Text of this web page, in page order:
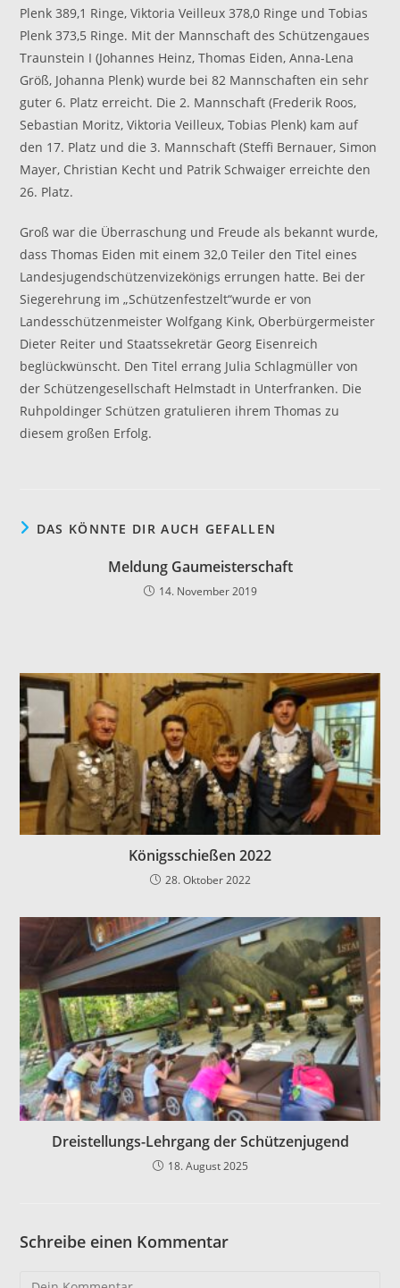
Plenk 389,1 Ringe, Viktoria Veilleux 378,0 Ringe und Tobias
Plenk 373,5 Ringe. Mit der Mannschaft des Schützengaues
Traunstein I (Johannes Heinz, Thomas Eiden, Anna-Lena
Größ, Johanna Plenk) wurde bei 82 Mannschaften ein sehr
guter 6. Platz erreicht. Die 2. Mannschaft (Frederik Roos,
Sebastian Moritz, Viktoria Veilleux, Tobias Plenk) kam auf
den 17. Platz und die 3. Mannschaft (Steffi Bernauer, Simon
Mayer, Christian Kecht und Patrik Schwaiger erreichte den
26. Platz.
Groß war die Überraschung und Freude als bekannt wurde,
dass Thomas Eiden mit einem 32,0 Teiler den Titel eines
Landesjugendschützenvizekönigs errungen hatte. Bei der
Siegerehrung im „Schützenfestzelt“wurde er von
Landesschützenmeister Wolfgang Kink, Oberbürgermeister
Dieter Reiter und Staatssekretär Georg Eisenreich
beglückwünscht. Den Titel errang Julia Schlagmüller von
der Schützengesellschaft Helmstadt in Unterfranken. Die
Ruhpoldinger Schützen gratulieren ihrem Thomas zu
diesem großen Erfolg.
DAS KÖNNTE DIR AUCH GEFALLEN
Meldung Gaumeisterschaft
14. November 2019
Königsschießen 2022
28. Oktober 2022
Dreistellungs-Lehrgang der Schützenjugend
18. August 2025
Schreibe einen Kommentar
Kommentar